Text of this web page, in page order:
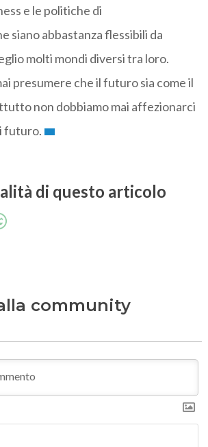
e le politiche di
siano abbastanza flessibili da
molti mondi diversi tra loro.
presumere che il futuro sia come il
non dobbiamo mai affezionarci
futuro.
di questo articolo
community